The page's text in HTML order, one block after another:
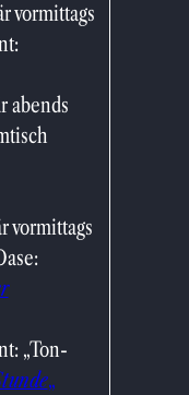
vormittags
abends
vormittags
„Ton-
„